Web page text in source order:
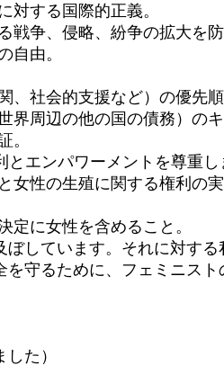
対する国際的正義。
戦争、侵略、紛争の拡大を
自由。
、社会的支援など）の優先
界周辺の他の国の債務）の
。
とエンパワーメントを尊重し
女性の生殖に関する権利の
定に女性を含めること。
しています。それに対す
守るために、フェミニス
た）